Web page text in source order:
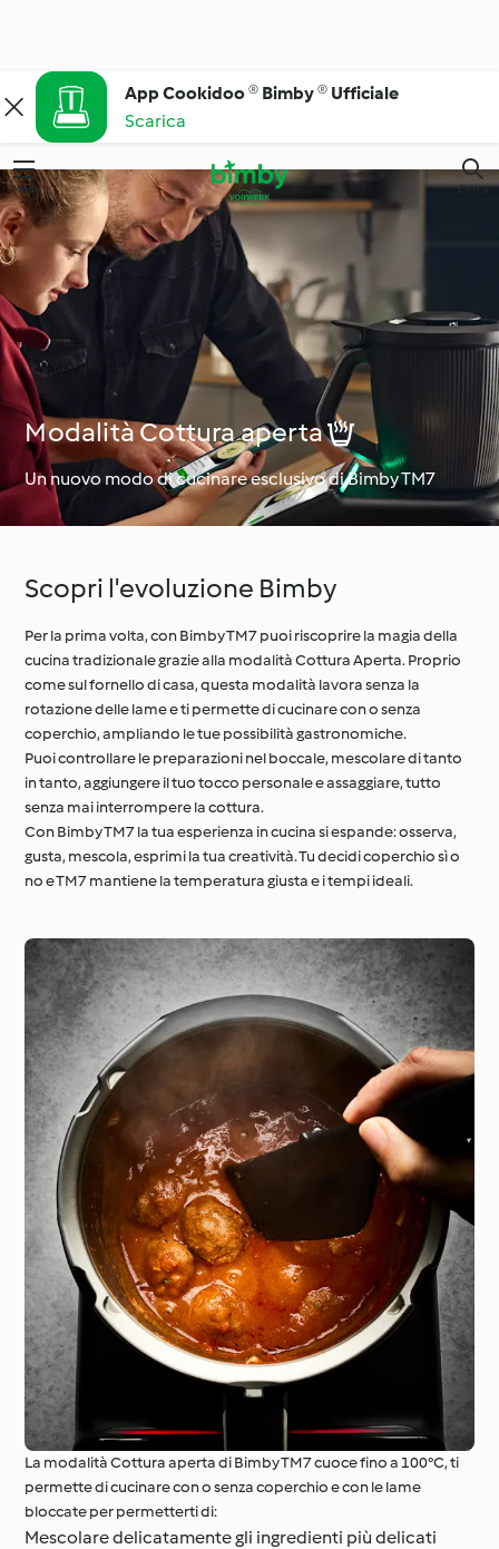
App Cookidoo ® Bimby ® Ufficiale
Scarica
Menu Cerca
Modalità Cottura aperta 
Un nuovo modo di cucinare esclusivo di Bimby TM7
Scopri l'evoluzione Bimby
Per la prima volta, con Bimby TM7 puoi riscoprire la magia della
cucina tradizionale grazie alla modalità Cottura Aperta. Proprio
come sul fornello di casa, questa modalità lavora senza la
rotazione delle lame e ti permette di cucinare con o senza
coperchio, ampliando le tue possibilità gastronomiche.
Puoi controllare le preparazioni nel boccale, mescolare di tanto
in tanto, aggiungere il tuo tocco personale e assaggiare, tutto
senza mai interrompere la cottura.
Con Bimby TM7 la tua esperienza in cucina si espande: osserva,
gusta, mescola, esprimi la tua creatività. Tu decidi coperchio sì o
no e TM7 mantiene la temperatura giusta e i tempi ideali.
La modalità Cottura aperta di Bimby TM7 cuoce fino a 100°C, ti
permette di cucinare con o senza coperchio e con le lame
bloccate per permetterti di:
Mescolare delicatamente gli ingredienti più delicati